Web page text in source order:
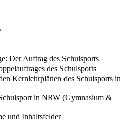
Der Auftrag des Schulsports
des Schulsports
Kernlehrplänen des Schulsports in
in NRW (Gymnasium &
und Inhaltsfelder